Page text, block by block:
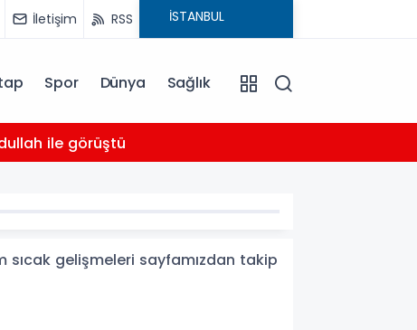
İletişim RSS
Spor Dünya Sağlık
ile görüştü
sıcak gelişmeleri sayfamızdan takip